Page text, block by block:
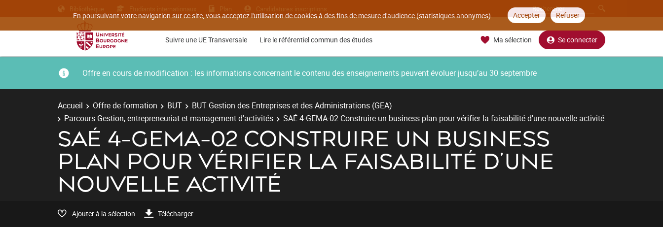
En poursuivant votre navigation sur ce site, vous acceptez l'utilisation de cookies à des fins de mesure d'audience (statistiques anonymes). Accepter Refuser
Bibliothèque Etudiants internationaux Plan Candidatures inscriptions
Suivre une UE Transversale Lire le référentiel commun des études Ma sélection Se connecter
Offre en cours de modification : les informations concernant le contenu des enseignements peuvent évoluer jusqu’au 30 septembre
Accueil Offre de formation BUT
BUT Gestion des Entreprises et des Administrations (GEA)
Parcours Gestion, entrepreneuriat et management d'activités
SAÉ 4-GEMA-02 Construire un business plan pour vérifier la faisabilité d'une nouvelle activité
SAÉ 4-GEMA-02 CONSTRUIRE UN BUSINESS
PLAN POUR VÉRIFIER LA FAISABILITÉ D'UNE
NOUVELLE ACTIVITÉ
Ajouter à la sélection Télécharger